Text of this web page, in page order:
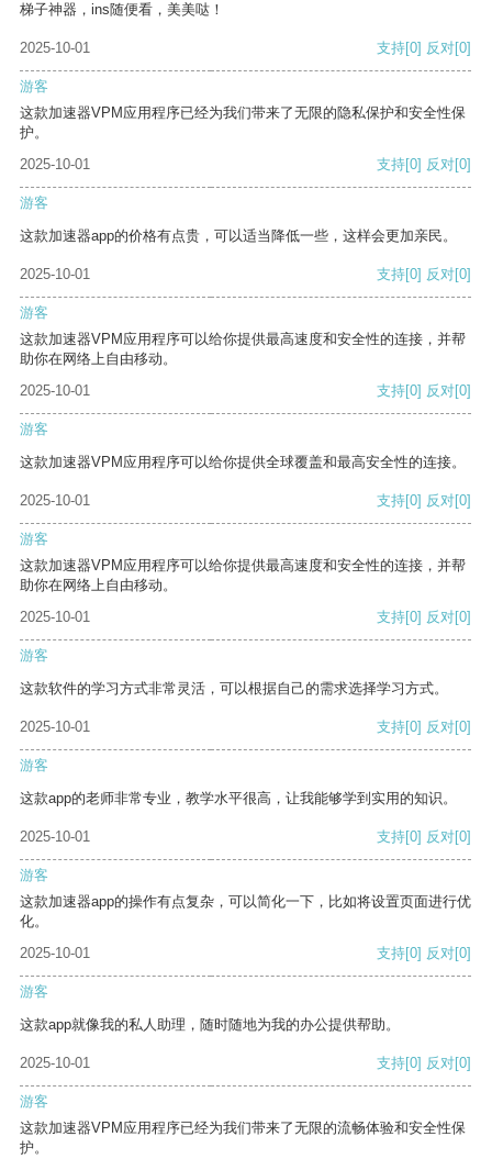
梯子神器，ins随便看，美美哒！
2025-10-01 支持[0] 反对[0]
游客
这款加速器VPM应用程序已经为我们带来了无限的隐私保护和安全性保
护。
2025-10-01
支持[0] 反对[0]
游客
这款加速器app的价格有点贵，可以适当降低一些，这样会更加亲民。
2025-10-01 支持[0] 反对[0]
游客
这款加速器VPM应用程序可以给你提供最高速度和安全性的连接，并帮
助你在网络上自由移动。
2025-10-01
支持[0] 反对[0]
游客
这款加速器VPM应用程序可以给你提供全球覆盖和最高安全性的连接。
2025-10-01 支持[0] 反对[0]
游客
这款加速器VPM应用程序可以给你提供最高速度和安全性的连接，并帮
助你在网络上自由移动。
2025-10-01
支持[0] 反对[0]
游客
这款软件的学习方式非常灵活，可以根据自己的需求选择学习方式。
2025-10-01 支持[0] 反对[0]
游客
这款app的老师非常专业，教学水平很高，让我能够学到实用的知识。
2025-10-01 支持[0] 反对[0]
游客
这款加速器app的操作有点复杂，可以简化一下，比如将设置页面进行优
化。
2025-10-01
支持[0] 反对[0]
游客
这款app就像我的私人助理，随时随地为我的办公提供帮助。
2025-10-01 支持[0] 反对[0]
游客
这款加速器VPM应用程序已经为我们带来了无限的流畅体验和安全性保
护。